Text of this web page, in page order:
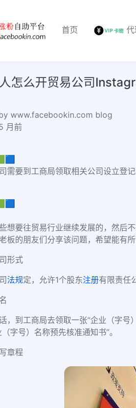
首页
怎么开贸易公司
www.facebookin.com blog
月前
需要到工商局领取相关公司设立登
想要往贸易行业继续发展的，然后
板的朋友们分享该问题，希望能有所
形式
法规定，允许1个股东注册有限责任
，到工商局去领取一张“企业（字
（字号）名称预先核准通知书”。
章程